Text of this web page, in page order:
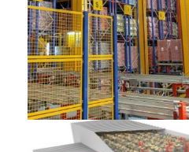
घर
उत्पाद
हमारे बारे में
कारखाने का दौरा